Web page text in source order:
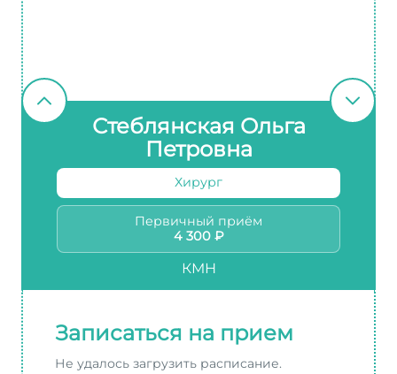
Стеблянская Ольга
Петровна
Хирург
Первичный приём
4 300 ₽
КМН
Записаться на прием
Не удалось загрузить расписание.